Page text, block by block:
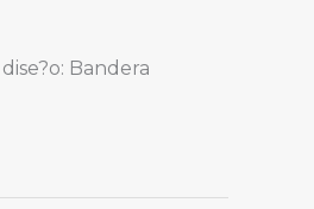
Bandera